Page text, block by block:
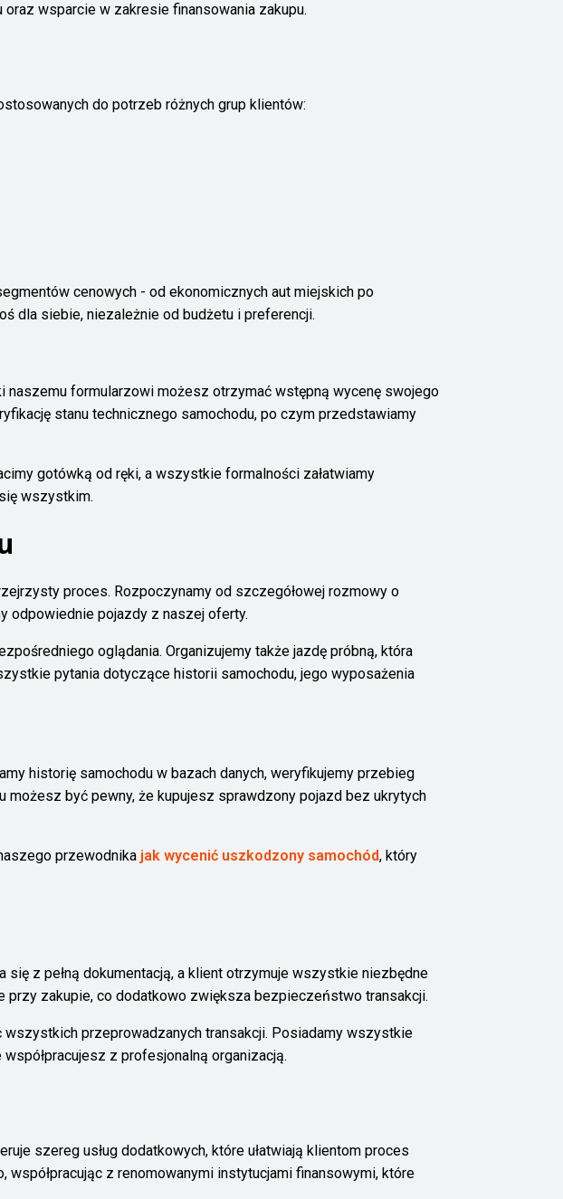
wsparcie w zakresie finansowania zakupu.
do potrzeb różnych grup klientów:
cenowych - od ekonomicznych aut miejskich po
dla siebie, niezależnie od budżetu i preferencji.
naszemu formularzowi możesz otrzymać wstępną wycenę swojego
stanu technicznego samochodu, po czym przedstawiamy
gotówką od ręki, a wszystkie formalności załatwiamy
wszystkim.
proces. Rozpoczynamy od szczegółowej rozmowy o
odpowiednie pojazdy z naszej oferty.
oglądania. Organizujemy także jazdę próbną, która
pytania dotyczące historii samochodu, jego wyposażenia
historię samochodu w bazach danych, weryfikujemy przebieg
być pewny, że kupujesz sprawdzony pojazd bez ukrytych
przewodnika jak wycenić uszkodzony samochód, który
z pełną dokumentacją, a klient otrzymuje wszystkie niezbędne
zakupie, co dodatkowo zwiększa bezpieczeństwo transakcji.
wszystkich przeprowadzanych transakcji. Posiadamy wszystkie
z profesjonalną organizacją.
szereg usług dodatkowych, które ułatwiają klientom proces
z renomowanymi instytucjami finansowymi, które